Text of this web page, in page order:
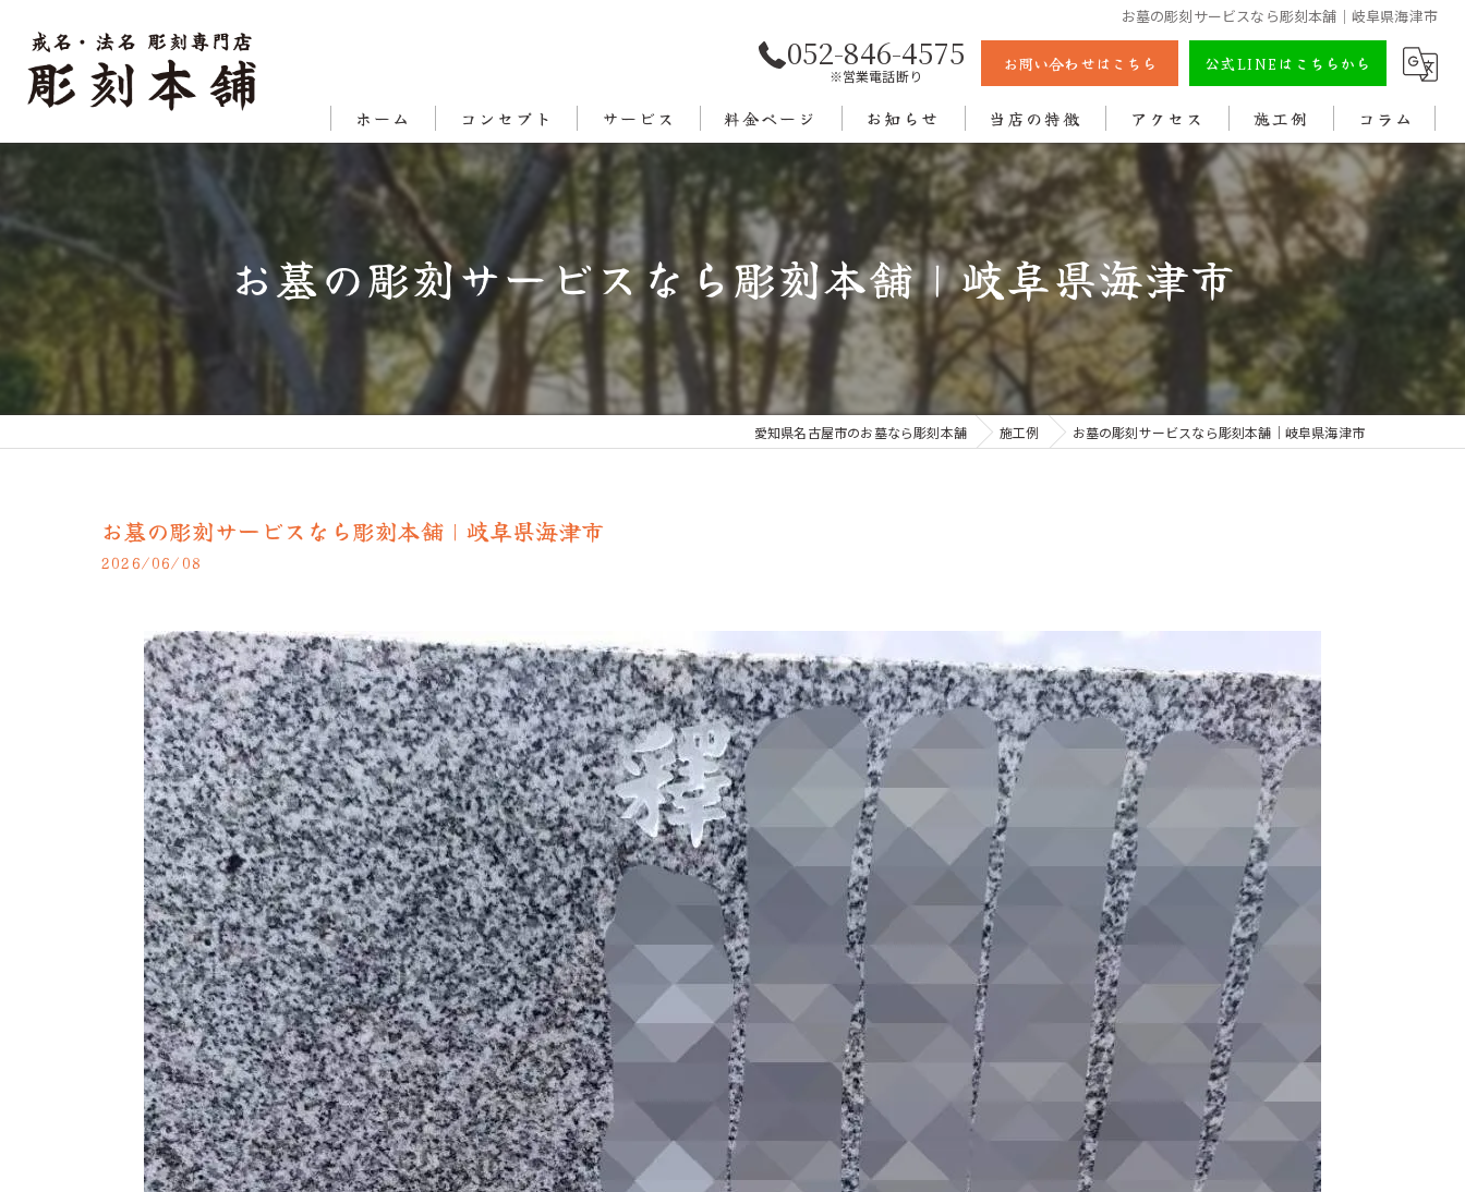
お墓の彫刻サービスなら彫刻本舗｜岐阜県海津市
052-846-4575
※営業電話断り
お問い合わせはこちら 公式LINEはこちらから
ホーム コンセプト
代表あいさつ
対応エリア
サービス 料金ページ お知らせ 当店の特徴
彫刻
戒名
法名
色入れ
クリーニング
アクセス 施工例 コラム
お墓の彫刻サービスなら彫刻本舗｜岐阜県海津市
愛知県名古屋市のお墓なら彫刻本舗 施工例 お墓の彫刻サービスなら彫刻本舗｜岐阜県海津市
お墓の彫刻サービスなら彫刻本舗｜岐阜県海津市
2026/06/08